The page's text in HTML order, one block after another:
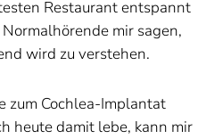
Restaurant entspannt
mir sagen,
wird zu verstehen.
zum Cochlea-Implantat
heute damit lebe, kann mir